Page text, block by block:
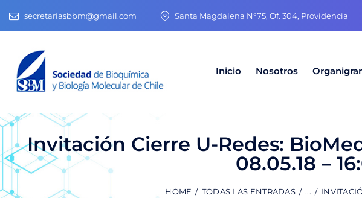
secretariasbbm@gmail.com Santa Magdalena N°75, Of. 304, Providencia
Inicio Nosotros
Invitación Cierre U-Redes:
08.05.18 –
HOME TODAS LAS ENTRADAS ...